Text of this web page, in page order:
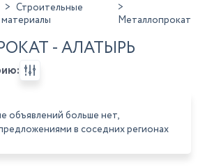
Строительные
материалы
Металлопрокат
- АЛАТЫРЬ
объявлений больше нет,
в соседних регионах